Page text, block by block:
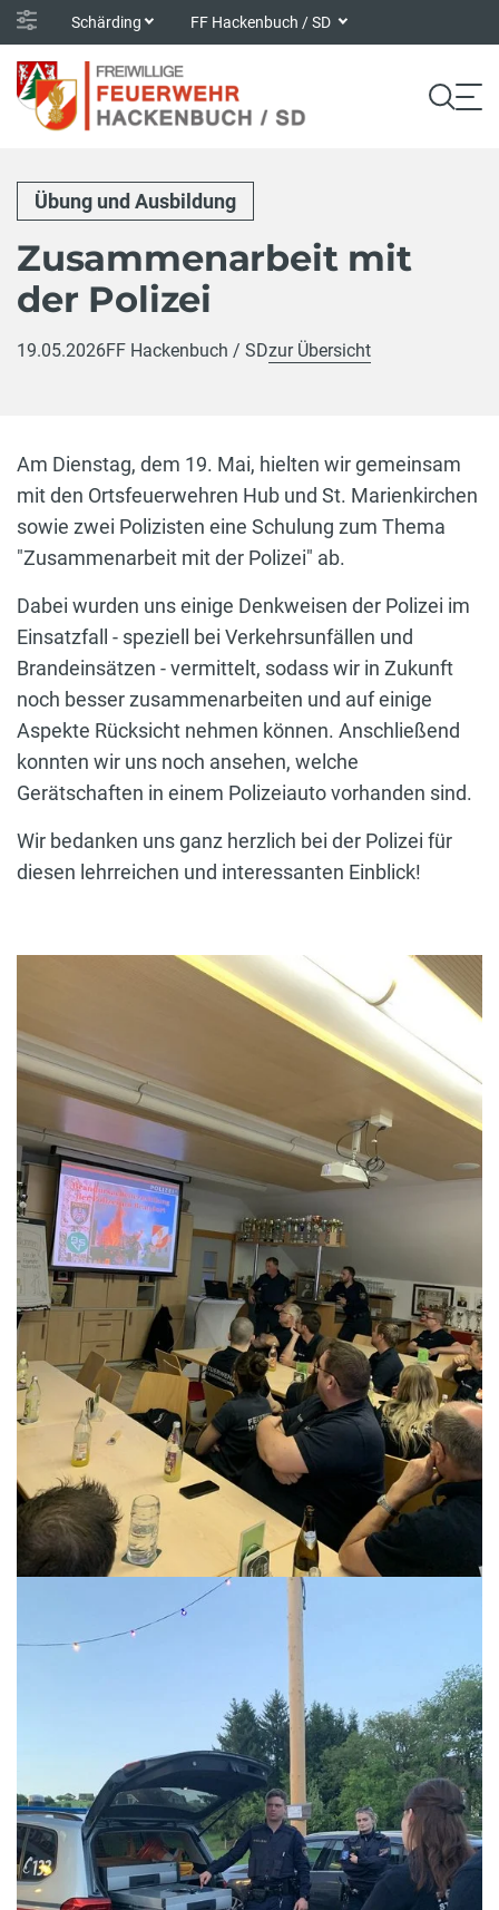
Schärding FF Hackenbuch / SD
Übung und Ausbildung
Zusammenarbeit mit
der Polizei
19.05.2026FF Hackenbuch / SDzur Übersicht
Am Dienstag, dem 19. Mai, hielten wir gemeinsam
mit den Ortsfeuerwehren Hub und St. Marienkirchen
sowie zwei Polizisten eine Schulung zum Thema
"Zusammenarbeit mit der Polizei" ab.
Dabei wurden uns einige Denkweisen der Polizei im
Einsatzfall - speziell bei Verkehrsunfällen und
Brandeinsätzen - vermittelt, sodass wir in Zukunft
noch besser zusammenarbeiten und auf einige
Aspekte Rücksicht nehmen können. Anschließend
konnten wir uns noch ansehen, welche
Gerätschaften in einem Polizeiauto vorhanden sind.
Wir bedanken uns ganz herzlich bei der Polizei für
diesen lehrreichen und interessanten Einblick!